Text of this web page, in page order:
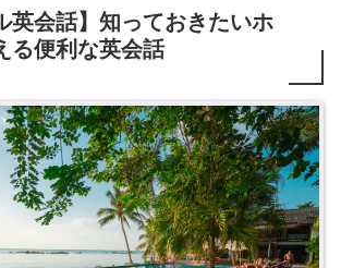
英会話】知っておきたいホ
る便利な英会話